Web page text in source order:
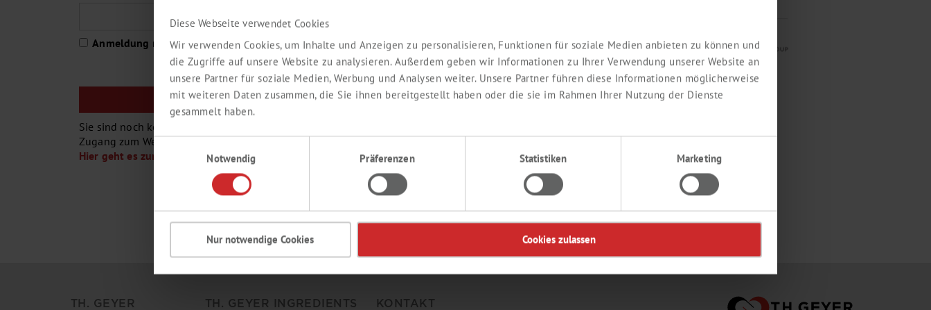
Diese Webseite verwendet Cookies
Wir verwenden Cookies, um Inhalte und Anzeigen zu personalisieren, Funktionen für soziale Medien anbieten zu können und
die Zugriffe auf unsere Website zu analysieren. Außerdem geben wir Informationen zu Ihrer Verwendung unserer Website an
unsere Partner für soziale Medien, Werbung und Analysen weiter. Unsere Partner führen diese Informationen möglicherweise
mit weiteren Daten zusammen, die Sie ihnen bereitgestellt haben oder die sie im Rahmen Ihrer Nutzung der Dienste
gesammelt haben.
Einwilligungsauswahl
Notwendig
Präferenzen Statistiken Marketing
Nur notwendige Cookies Cookies zulassen
Anmeldung merken
Sie sind noch kein Th. Geyer-Kunde oder Sie haben noch keinen
Zugang zum Webshop ?
Hier geht es zur Registrierung
TH. GEYER TH. GEYER INGREDIENTS KONTAKT